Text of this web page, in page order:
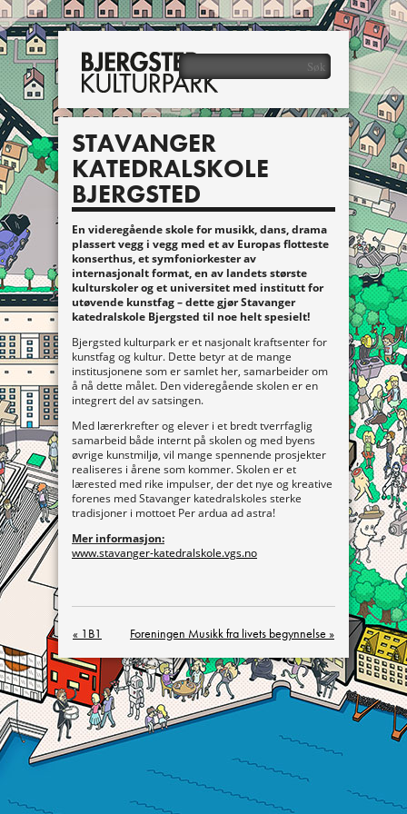
STAVANGER
KATEDRALSKOLE
BJERGSTED
En videregående skole for musikk, dans, drama
plassert vegg i vegg med et av Europas flotteste
konserthus, et symfoniorkester av
internasjonalt format, en av landets største
kulturskoler og et universitet med institutt for
utøvende kunstfag – dette gjør Stavanger
katedralskole Bjergsted til noe helt spesielt!
Bjergsted kulturpark er et nasjonalt kraftsenter for
kunstfag og kultur. Dette betyr at de mange
institusjonene som er samlet her, samarbeider om
å nå dette målet. Den videregående skolen er en
integrert del av satsingen.
Med lærerkrefter og elever i et bredt tverrfaglig
samarbeid både internt på skolen og med byens
øvrige kunstmiljø, vil mange spennende prosjekter
realiseres i årene som kommer. Skolen er et
lærested med rike impulser, der det nye og kreative
forenes med Stavanger katedralskoles sterke
tradisjoner i mottoet Per ardua ad astra!
Mer informasjon:
www.stavanger-katedralskole.vgs.no
« 1B1 Foreningen Musikk fra livets begynnelse »